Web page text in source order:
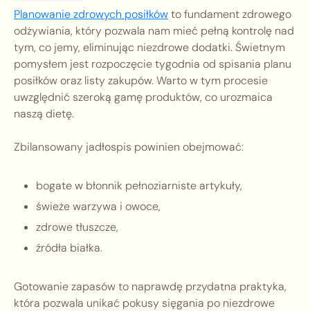
Planowanie zdrowych posiłkówto fundament zdrowego
odżywiania, który pozwala nam mieć pełną kontrolę nad
tym, co jemy, eliminując niezdrowe dodatki. Świetnym
pomysłem jest rozpoczęcie tygodnia od spisania planu
posiłków oraz listy zakupów. Warto w tym procesie
uwzględnić szeroką gamę produktów, co urozmaica
naszą dietę.
Zbilansowany jadłospis powinien obejmować:
bogate w błonnik pełnoziarniste artykuły,
świeże warzywa i owoce,
zdrowe tłuszcze,
źródła białka.
Gotowanie zapasów to naprawdę przydatna praktyka,
która pozwala unikać pokusy sięgania po niezdrowe